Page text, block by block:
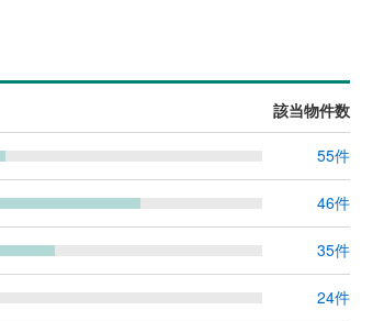
該当物件数
55件
46件
35件
24件